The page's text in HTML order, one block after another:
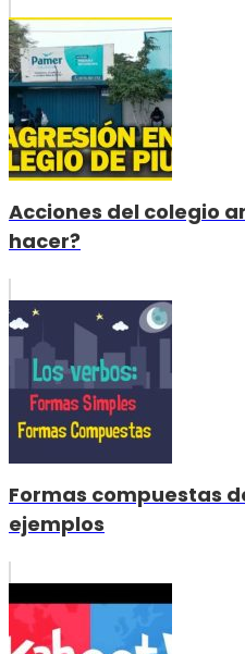
Acciones del colegio
hacer?
Formas compuestas
ejemplos